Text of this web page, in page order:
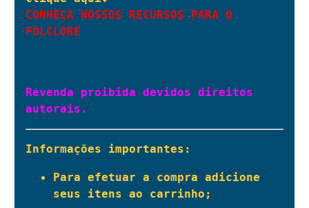
CONHEÇA NOSSOS RECURSOS PARA O
FOLCLORE
Revenda proibida devidos direitos
autorais.
Informações importantes:
Para efetuar a compra adicione
seus itens ao carrinho;